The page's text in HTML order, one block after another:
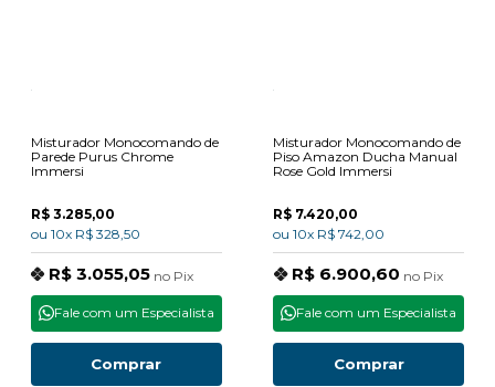
Misturador Monocomando de
Parede Purus Chrome
Immersi
R$ 3.285,00
ou 10x R$ 328,50
R$ 3.055,05 no Pix
Comprar
Fale com um Especialista
Misturador Monocomando de
Piso Amazon Ducha Manual
Rose Gold Immersi
R$ 7.420,00
ou 10x R$ 742,00
R$ 6.900,60 no Pix
Comprar
Fale com um Especialista